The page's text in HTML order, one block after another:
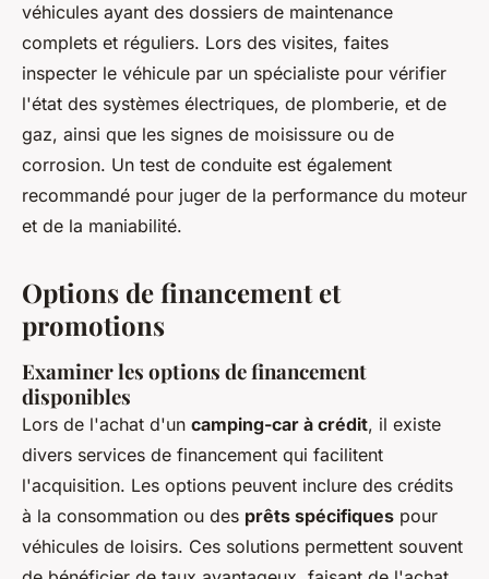
véhicules ayant des dossiers de maintenance
complets et réguliers. Lors des visites, faites
inspecter le véhicule par un spécialiste pour vérifier
l'état des systèmes électriques, de plomberie, et de
gaz, ainsi que les signes de moisissure ou de
corrosion. Un test de conduite est également
recommandé pour juger de la performance du moteur
et de la maniabilité.
Options de financement et
promotions
Examiner les options de financement
disponibles
Lors de l'achat d'un camping-car à crédit, il existe
divers services de financement qui facilitent
l'acquisition. Les options peuvent inclure des crédits
à la consommation ou des prêts spécifiques pour
véhicules de loisirs. Ces solutions permettent souvent